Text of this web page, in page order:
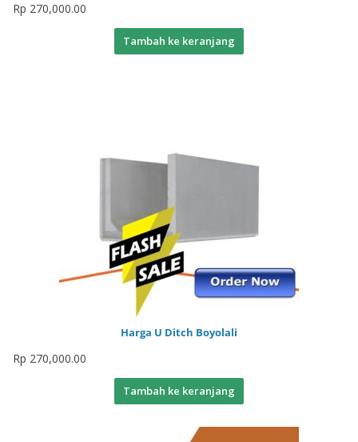
Rp 270,000.00
Tambah ke keranjang
Harga U Ditch Boyolali
Rp 270,000.00
Tambah ke keranjang